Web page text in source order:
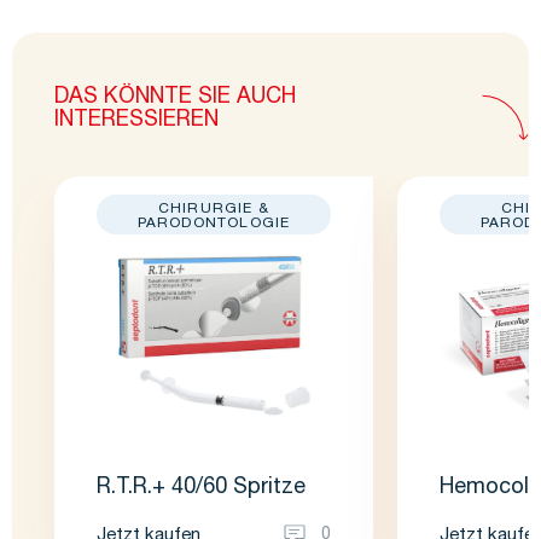
DAS KÖNNTE SIE AUCH
INTERESSIEREN
CHIRURGIE &
PARODONTOLOGIE
R.T.R.+ 40/60 Spritze
0
Jetzt kaufen Jetzt